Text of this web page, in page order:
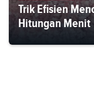
Trik Efisien
Hitungan Menit